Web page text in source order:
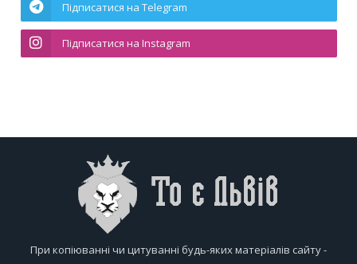
Підписатися на Telegram
Підписатися на Instagram
При копіюванні чи цитуванні будь-яких матеріалів сайту -